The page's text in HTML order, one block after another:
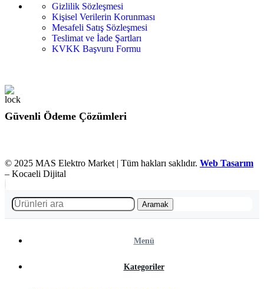
Gizlilik Sözleşmesi
Kişisel Verilerin Korunması
Mesafeli Satış Sözleşmesi
Teslimat ve İade Şartları
KVKK Başvuru Formu
Güvenli Ödeme Çözümleri
© 2025 MAS Elektro Market | Tüm hakları saklıdır. Web Tasarım
– Kocaeli Dijital
Aramak
Menü
Kategoriler